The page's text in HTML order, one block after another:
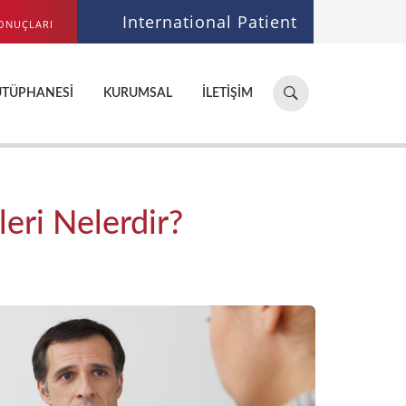
International Patient
Hastane,
doktor,
ara...
KURUMSAL İLETIŞIM
Nelerdir?